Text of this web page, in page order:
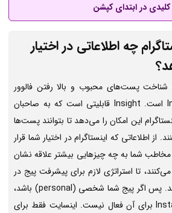
کلیدی در ابتدای کپشن
چه اطلاعاتی در اختیار
پست‌های محبوب و بالا رفتن فالوور
می‌انجامد، تحلیل Insight است. Insight قابلیتی است که به صاحبان
این امکان را می‌دهد تا بتوانند پست‌ها
از اطلاعاتی که اینستاگرام در اختیار شما قرار
شما به چه چیزهایی بیشتر علاقه نشان
می‌کنند، تا استراتژی لازم برای پیشرفت پیج در
آینده نزدیک را تدوین کنید. پس اگر پیج شما شخصی (personal) باشد،
قابلیت Instagram insights برای آن فعال نیست. اینسایت فقط برای